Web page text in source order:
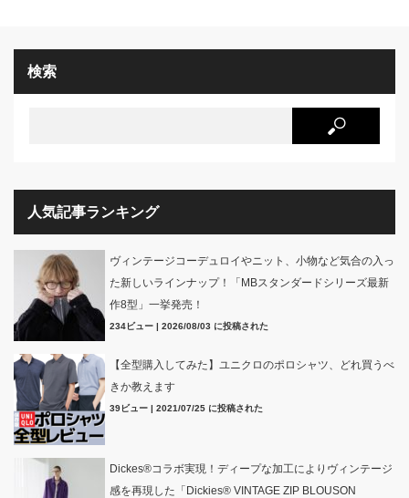
検索
人気記事ランキング
ヴィンテージコーデュロイやニット、小物など気合の入っ
た新しいラインナップ！「MBスタンダードシリーズ最新
作8型」一挙発売！
234ビュー | 2026/08/03 に投稿された
【全型購入してみた】ユニクロのポロシャツ、どれ買うべ
きか教えます
39ビュー | 2021/07/25 に投稿された
Dickes®コラボ実現！ディープな加工によりヴィンテージ
感を再現した「Dickies® VINTAGE ZIP BLOUSON